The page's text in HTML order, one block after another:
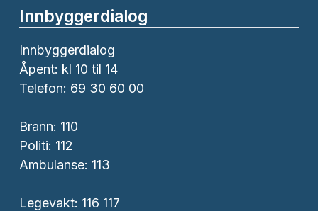
Innbyggerdialog
Innbyggerdialog
Åpent: kl 10 til 14
Telefon: 69 30 60 00
Brann: 110
Politi: 112
Ambulanse: 113
Legevakt: 116 117